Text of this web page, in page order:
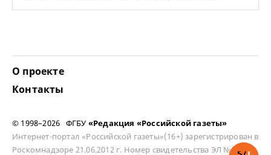
О проекте
Контакты
© 1998–2026 ФГБУ «Редакция «Российской газеты»
Интернет-портал «Российской газеты»(16+) зарегистрирован в
Роскомнадзоре 21.06.2012 г. Номер свидетельства ЭЛ № ФС 77